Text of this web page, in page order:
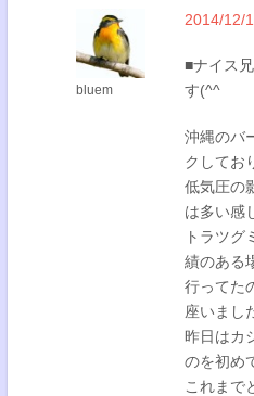
bluem
2014/12/
■ナイス
す(^^
沖縄のバ
クしてお
低気圧の
は多い感
トラツグ
績のある
行ってた
座いまし
昨日はカ
のを初め
これまで